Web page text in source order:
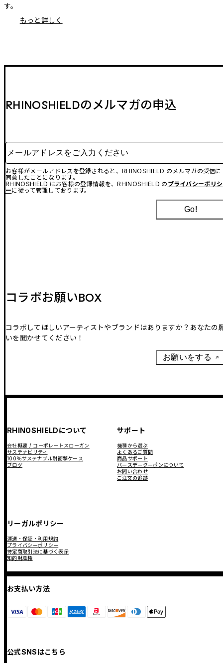
す。
もっと詳しく
RHINOSHIELDのメルマガの申込
メールアドレスをご入力ください
お客様がメールアドレスを登録されると、RHINOSHIELD のメルマガの受信に
同意したことになります。
RHINOSHIELD はお客様の登録情報を、RHINOSHIELD の プライバシーポリシ
ーに従って管理しております。
Go!
コラボお願いBOX
コラボしてほしいアーティストやブランドはありますか？あなたの
いを聞かせてください！
お願いをする
RHINOSHIELDについて
会社概要 / コーポレートスローガン
サステナビリティ
100％サステナブル耐衝撃ケース
ブログ
サポート
機種から選ぶ
よくあるご質問
商品サポート
バースデークーポンについて
お問い合わせ
ご注文の追跡
リーガルポリシー
運送・保証・利用規約
プライバシーポリシー
特定商取引法に基づく表示
知的財産権
お支払い方法
公式SNSはこちら